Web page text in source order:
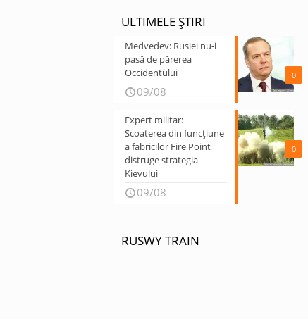
ULTIMELE ȘTIRI
0
Medvedev: Rusiei nu-i
pasă de părerea
Occidentului
09/08
0
Expert militar:
Scoaterea din funcțiune
a fabricilor Fire Point
distruge strategia
Kievului
09/08
RUSWY TRAIN